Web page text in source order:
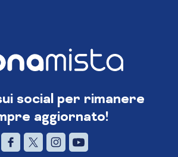
social per rimanere
aggiornato!